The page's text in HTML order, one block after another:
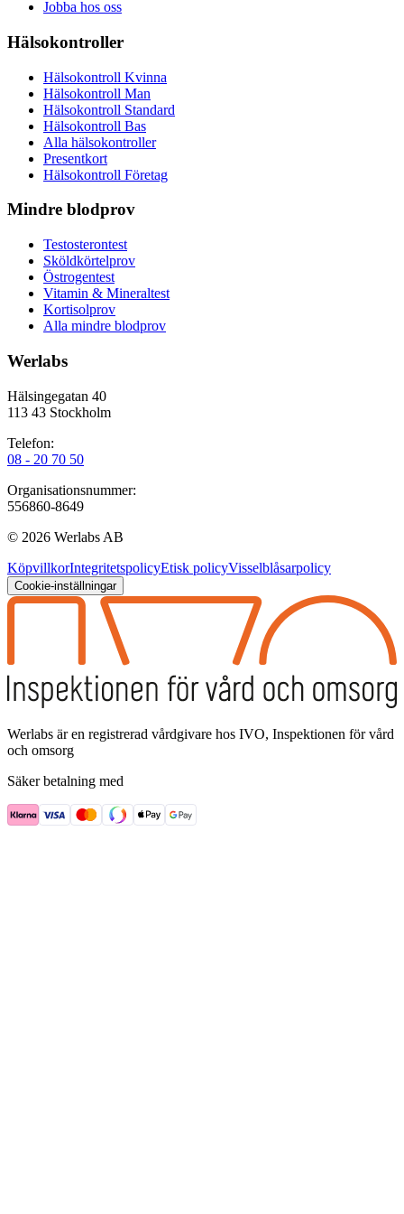
Jobba hos oss
Hälsokontroller
Hälsokontroll Kvinna
Hälsokontroll Man
Hälsokontroll Standard
Hälsokontroll Bas
Alla hälsokontroller
Presentkort
Hälsokontroll Företag
Mindre blodprov
Testosterontest
Sköldkörtelprov
Östrogentest
Vitamin & Mineraltest
Kortisolprov
Alla mindre blodprov
Werlabs
Hälsingegatan 40
113 43 Stockholm
Telefon:
08 - 20 70 50
Organisationsnummer:
556860-8649
© 2026 Werlabs AB
KöpvillkorIntegritetspolicyEtisk policyVisselblåsarpolicy
Cookie-inställningar
Werlabs är en registrerad vårdgivare hos IVO, Inspektionen för vård
och omsorg
Säker betalning med